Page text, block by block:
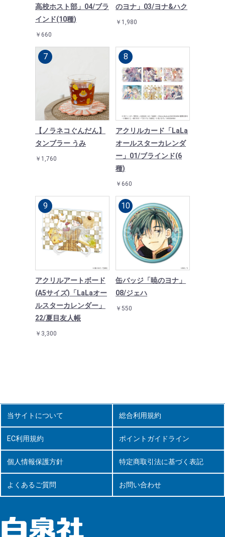
高校ホスト部」04/ブラ
インド(10種)
￥660
のヨナ」03/ヨナ&ハク
￥1,980
【ノラネコぐんだん】
タンブラー うみ
￥1,760
アクリルカード「LaLa
オールスターカレンダ
ー」01/ブラインド(6
種)
￥660
アクリルアートボード
(A5サイズ)「LaLaオー
ルスターカレンダー」
22/夏目友人帳
￥3,300
缶バッジ「暁のヨナ」
08/ジェハ
￥550
当サイトについて 総合利用規約
EC利用規約 ポイントガイドライン
個人情報保護方針 特定商取引法に基づく表記
よくあるご質問 お問い合わせ